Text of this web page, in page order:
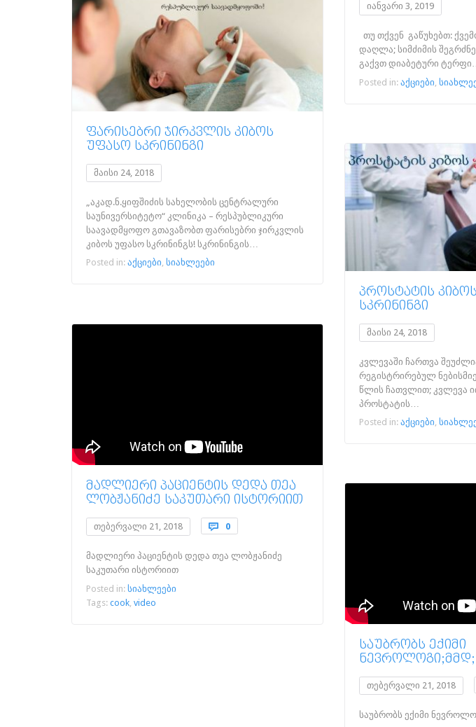
იანვარი 3, 2019
თუ თქვენ გაწუხებთ:
დაღლა; სიმძიმის
გაქვთ დიაბეტური
Posted in: აქციები
ᲤᲐᲠᲘᲡᲔᲑᲠᲘ ᲯᲘᲠᲙᲕᲚᲘᲡ ᲙᲘᲑᲝᲡ
ᲣᲤᲐᲡᲝ ᲡᲙᲠᲘᲜᲘᲜᲒᲘ
მაისი 24, 2018
„აკად.ნ.ყიფშიძის სახელობის ცენტრალური
საუნივერსიტეტო“ კლინიკა – რესპუბლიკური
საავადმყოფო გთავაზობთ ფარისებრი ჯირკვლის
კიბოს უფასო სკრინინგს! სკრინინგის…
Posted in: აქციები, სიახლეები
ᲞᲠᲝᲡᲢᲐᲢᲘᲡ
ᲡᲙᲠᲘᲜᲘᲜᲒᲘ
მაისი 24, 2018
კვლევაში ჩართვა
რეგისტრირებულ
წლის ჩათვლით; კვლევა
პროსტატის…
Posted in: აქციები,
ᲛᲐᲓᲚᲘᲔᲠᲘ ᲞᲐᲪᲘᲔᲜᲢᲘᲡ ᲓᲔᲓᲐ ᲗᲔᲐ
ᲚᲝᲑᲟᲐᲜᲘᲫᲔ ᲡᲐᲙᲣᲗᲐᲠᲘ ᲘᲡᲢᲝᲠᲘᲘᲗ
თებერვალი 21, 2018  0Comments
მადლიერი პაციენტის დედა თეა ლობჟანიძე
საკუთარი ისტორიით
Posted in: სიახლეები
Tags: cook video
ᲡᲐᲣᲑᲠᲝᲑᲡ ᲔᲥᲘᲛᲘ
ᲜᲔᲕᲠᲝᲚᲝᲒᲘ;ᲛᲛᲓ;
თებერვალი 21, 2018
საუბრობს ექიმი